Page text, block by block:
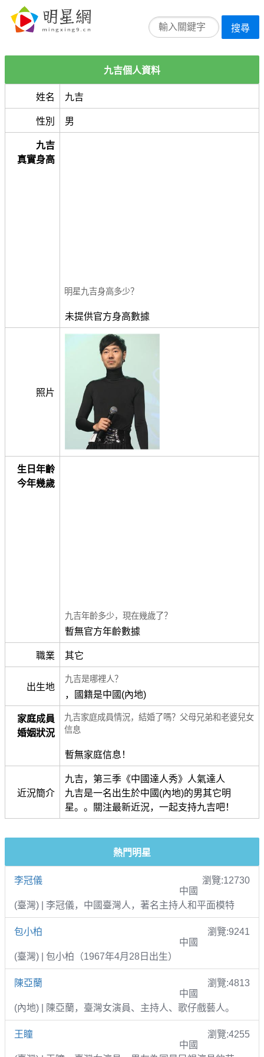
搜尋
九吉個人資料
姓名 九吉
性別 男
九吉
真實身高
明星九吉身高多少？
未提供官方身高數據
照片
生日年齡
今年幾歲
九吉年齡多少，現在幾歲了？
暫無官方年齡數據
職業 其它
出生地
九吉是哪裡人？
，國籍是中國(內地)
家庭成員
婚姻狀況
九吉家庭成員情況，結婚了嗎？父母兄弟和老婆兒女
信息
暫無家庭信息！
近況簡介
九吉，第三季《中國達人秀》人氣達人
九吉是一名出生於中國(內地)的男其它明
星。。關注最新近況，一起支持九吉吧！
熱門明星
李冠儀
瀏覽:12730
中國
(臺灣) | 李冠儀，中國臺灣人，著名主持人和平面模特
包小柏
瀏覽:9241
中國
(臺灣) | 包小柏（1967年4月28日出生）
陳亞蘭
瀏覽:4813
中國
(內地) | 陳亞蘭，臺灣女演員、主持人、歌仔戲藝人。
王瞳
瀏覽:4255
中國